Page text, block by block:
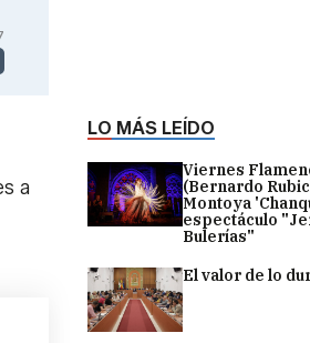
LO MÁS LEÍDO
Viernes
(Bernardo
Montoya
espectáculo
Bulerías"
El valor de lo
a